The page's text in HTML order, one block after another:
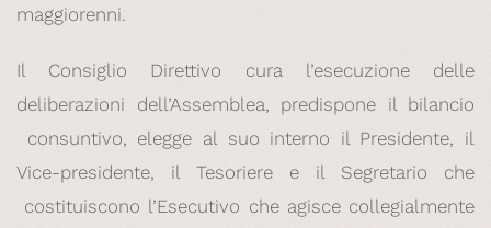
maggiorenni.
Il Consiglio Direttivo cura l’esecuzione delle
deliberazioni dell’Assemblea, predispone il bilancio
consuntivo, elegge al suo interno il Presidente, il
Vice-presidente, il Tesoriere e il Segretario che
costituiscono l’Esecutivo che agisce collegialmente